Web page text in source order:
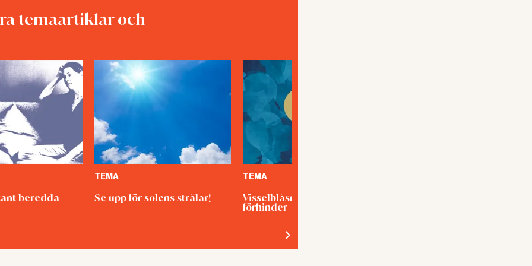
För det kan gå riktigt illa.
temaartiklar och
beredda
TEMA
Se upp för solens strålar!
TEMA
Visselblåsning med
förhinder